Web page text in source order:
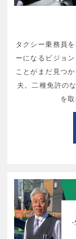
タクシー乗務員
ーになるビジョ
ことがまだ見つ
夫。二種免許の
を